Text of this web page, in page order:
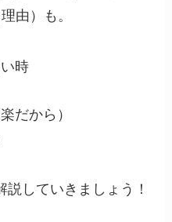
由）も。
時
だから）
していきましょう！